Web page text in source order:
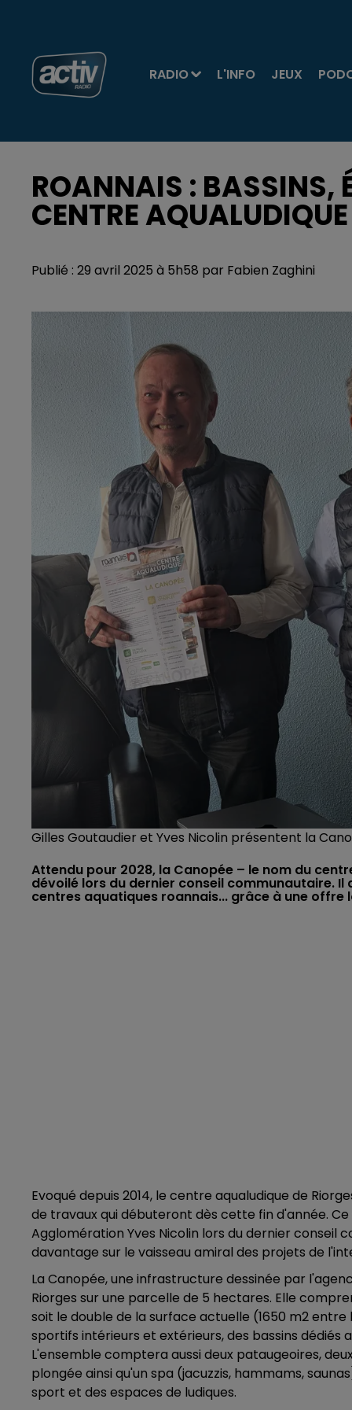
RADIO L'INFO JEUX
ROANNAIS : BASSINS,
CENTRE
Publié : 29 avril 2025 à 5h58 par Fabien Zaghini
Gilles Goutaudier et Yves Nicolin présentent la
Attendu pour 2028, la Canopée – le nom du
dévoilé lors du dernier conseil communautaire.
centres aquatiques roannais... grâce à une
Evoqué depuis 2014, le centre aqualudique de
de travaux qui débuteront dès cette fin d'année.
Agglomération Yves Nicolin lors du dernier conseil
davantage sur le vaisseau amiral des projets de
La Canopée, une infrastructure dessinée par
Riorges sur une parcelle de 5 hectares. Elle
soit le double de la surface actuelle (1650 m2
sportifs intérieurs et extérieurs, des bassins dédiés
L'ensemble comptera aussi deux pataugeoires,
plongée ainsi qu'un spa (jacuzzis, hammams,
sport et des espaces de ludiques.